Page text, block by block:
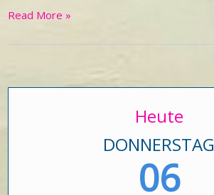
Read More »
Heute
DONNERSTAG
06